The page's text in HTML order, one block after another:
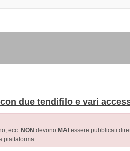
due tendifilo e vari
ecc. NON devono MAI essere pubblicati
piattaforma.